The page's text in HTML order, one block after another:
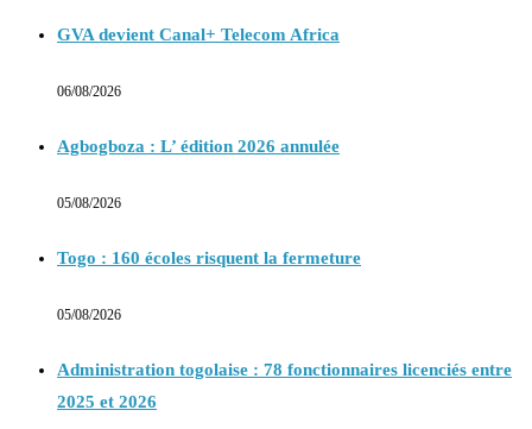
GVA devient Canal+ Telecom Africa
06/08/2026
Agbogboza : L’ édition 2026 annulée
05/08/2026
Togo : 160 écoles risquent la fermeture
05/08/2026
Administration togolaise : 78 fonctionnaires licenciés entre
2025 et 2026